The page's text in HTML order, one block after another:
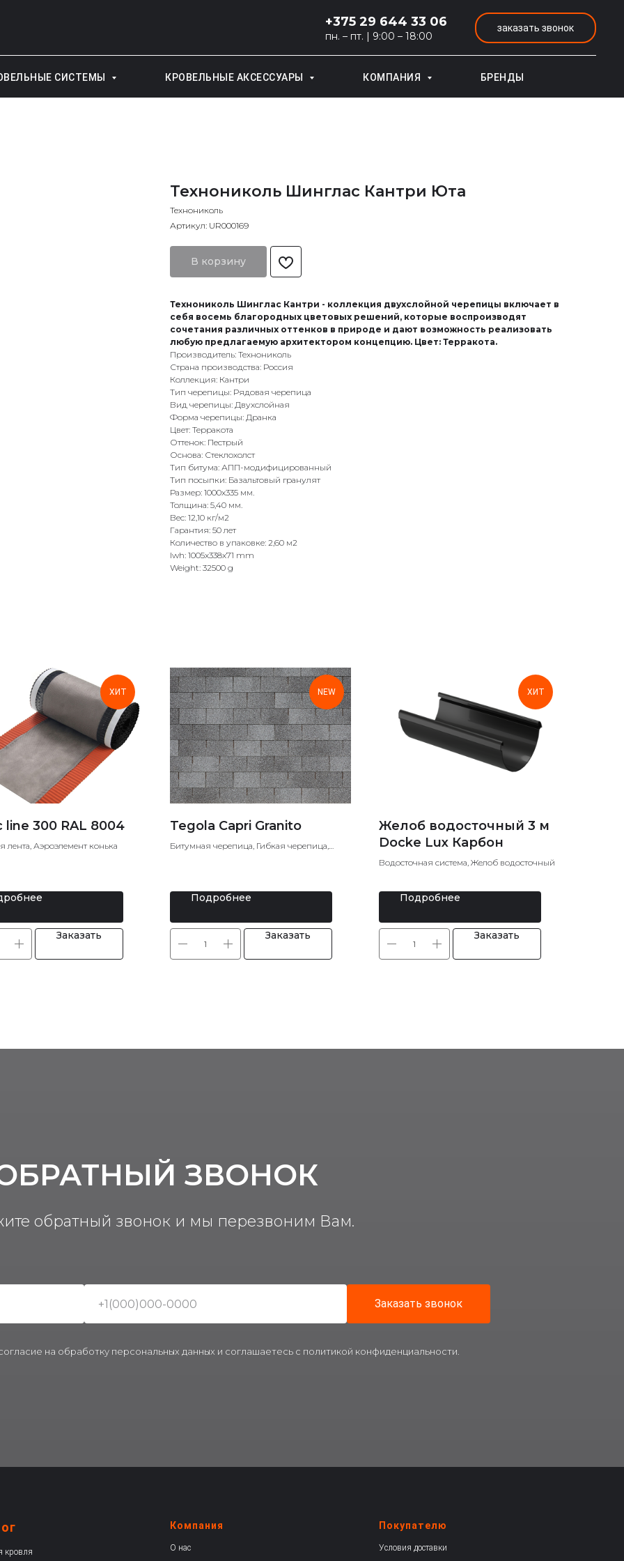
+375 29 644 33 06
пн. – пт. | 9:00 – 18:00
заказать звонок
СИСТЕМЫ КРОВЕЛЬНЫЕ АКСЕССУАРЫ КОМПАНИЯ БРЕНДЫ
Технониколь Шинглас Кантри Юта
Технониколь
Артикул: UR000169
В корзину
Технониколь Шинглас Кантри - коллекция двухслойной черепицы включает в
себя восемь благородных цветовых решений, которые воспроизводят
сочетания различных оттенков в природе и дают возможность реализовать
любую предлагаемую архитектором концепцию. Цвет: Терракота.
Производитель: Технониколь
Страна производства: Россия
Коллекция: Кантри
Тип черепицы: Рядовая черепица
Вид черепицы: Двухслойная
Форма черепицы: Дранка
Цвет: Терракота
Оттенок: Пестрый
Основа: Стеклохолст
Тип битума: АПП-модифицированный
Тип посыпки: Базальтовый гранулят
Размер: 1000x335 мм.
Толщина: 5,40 мм.
Вес: 12,10 кг/м2
Гарантия: 50 лет
Количество в упаковке: 2,60 м2
lwh: 1005x338x71 mm
Weight: 32500 g
ХИТ
line 300 RAL 8004
лента, Аэроэлемент конька
Заказать
NEW
Tegola Capri Granito
Битумная черепица, Гибкая черепица,
Подробнее
Заказать
ХИТ
Желоб водосточный 3 м
Docke Lux Карбон
Водосточная система, Желоб водосточный
Подробнее
Заказать
ЗВОНОК
обратный звонок и мы перезвоним Вам.
Заказать звонок
на обработку персональных данных и соглашаетесь c политикой конфиденциальности.
кровля
Компания
О нас
Покупателю
Условия доставки